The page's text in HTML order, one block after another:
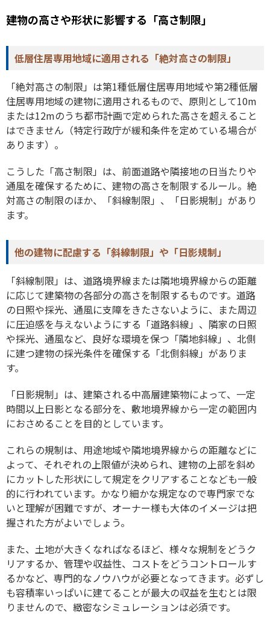
建物の高さや形状に影響する「高さ制限」
低層住居専用地域に適用される「絶対高さの制限」
「絶対高さの制限」は第1種低層住居専用地域や第2種低層
住居専用地域の建物に適用されるもので、原則として10m
または12mのうち都市計画で定められた高さを超えること
はできません（特定行政庁が緩和条件を定めている場合が
あります）。
こうした「高さ制限」は、前面道路や隣接地の日当たりや
通風を確保するために、建物の高さを制限するルール。絶
対高さの制限のほか、「斜線制限」、「日影規制」があり
ます。
他の建物に配慮する「斜線制限」や「日影規制」
「斜線制限」は、道路境界線または隣地境界線からの距離
に応じて建築物の各部分の高さを制限するものです。道路
の日照や採光、通風に支障をきたさないように、また周辺
に圧迫感を与えないようにする「道路斜線」、隣家の日照
や採光、通風など、良好な環境を保つ「隣地斜線」、北側
に建つ建物の採光条件を確保する「北側斜線」がありま
す。
「日影規制」は、建築される中高層建築物によって、一定
時間以上日影となる部分を、敷地境界線から一定の範囲内
におさめることを目的としています。
これらの規制は、用途地域や隣地境界線からの距離などに
よって、それぞれの上限値が決められ、建物の上部を斜め
にカットした形状にして規定をクリアすることなども一般
的に行われています。かなり細かな規定なので専門家でな
いと理解が困難ですが、オーナー様も大体のイメージは把
握された方がよいでしょう。
また、土地が大きくなればなるほど、様々な規制をどうク
リアするか、管理や収益性、コストをどうコントロールす
るかなど、専門的なノウハウが必要となってきます。必ずし
も容積率いっぱいに建てることが最大の収益を生むとは限
りませんので、緻密なシミュレーションは必須です。